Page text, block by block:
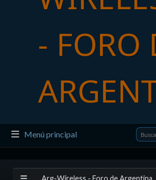
Menú principal
Arg-Wireless - Foro de Argentina